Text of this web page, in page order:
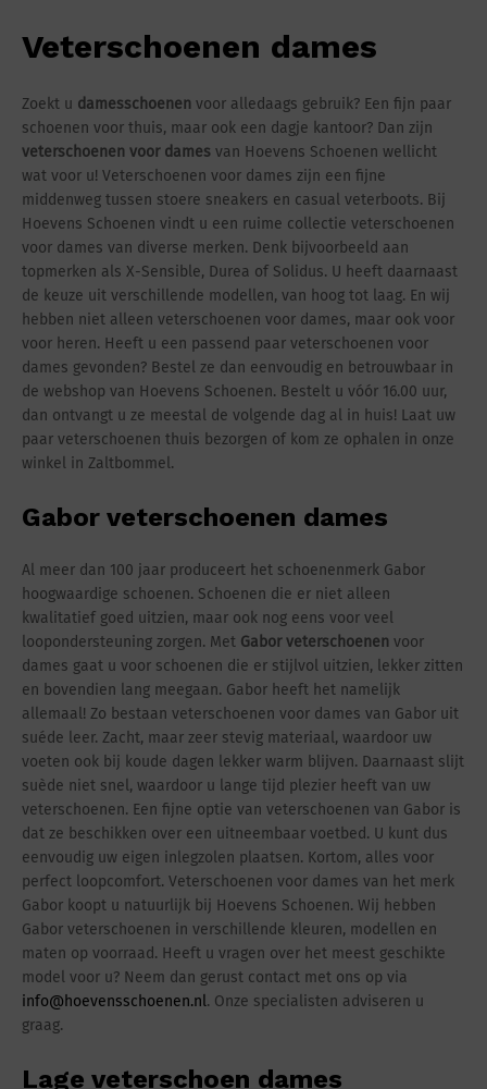
Veterschoenen dames
Zoekt u damesschoenen voor alledaags gebruik? Een fijn paar
schoenen voor thuis, maar ook een dagje kantoor? Dan zijn
veterschoenen voor dames van Hoevens Schoenen wellicht
wat voor u! Veterschoenen voor dames zijn een fijne
middenweg tussen stoere sneakers en casual veterboots. Bij
Hoevens Schoenen vindt u een ruime collectie veterschoenen
voor dames van diverse merken. Denk bijvoorbeeld aan
topmerken als X-Sensible, Durea of Solidus. U heeft daarnaast
de keuze uit verschillende modellen, van hoog tot laag. En wij
hebben niet alleen veterschoenen voor dames, maar ook voor
voor heren. Heeft u een passend paar veterschoenen voor
dames gevonden? Bestel ze dan eenvoudig en betrouwbaar in
de webshop van Hoevens Schoenen. Bestelt u vóór 16.00 uur,
dan ontvangt u ze meestal de volgende dag al in huis! Laat uw
paar veterschoenen thuis bezorgen of kom ze ophalen in onze
winkel in Zaltbommel.
Gabor veterschoenen dames
Al meer dan 100 jaar produceert het schoenenmerk Gabor
hoogwaardige schoenen. Schoenen die er niet alleen
kwalitatief goed uitzien, maar ook nog eens voor veel
loopondersteuning zorgen. Met Gabor veterschoenen voor
dames gaat u voor schoenen die er stijlvol uitzien, lekker zitten
en bovendien lang meegaan. Gabor heeft het namelijk
allemaal! Zo bestaan veterschoenen voor dames van Gabor uit
suéde leer. Zacht, maar zeer stevig materiaal, waardoor uw
voeten ook bij koude dagen lekker warm blijven. Daarnaast slijt
suède niet snel, waardoor u lange tijd plezier heeft van uw
veterschoenen. Een fijne optie van veterschoenen van Gabor is
dat ze beschikken over een uitneembaar voetbed. U kunt dus
eenvoudig uw eigen inlegzolen plaatsen. Kortom, alles voor
perfect loopcomfort. Veterschoenen voor dames van het merk
Gabor koopt u natuurlijk bij Hoevens Schoenen. Wij hebben
Gabor veterschoenen in verschillende kleuren, modellen en
maten op voorraad. Heeft u vragen over het meest geschikte
model voor u? Neem dan gerust contact met ons op via
info@hoevensschoenen.nl. Onze specialisten adviseren u
graag.
Lage veterschoen dames